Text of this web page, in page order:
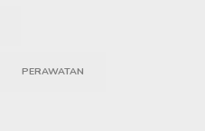
PERAWATAN